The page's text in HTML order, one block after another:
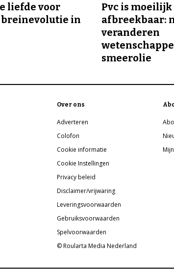
liefde voor
breinevolutie in
Pvc is moeilijk
afbreekbaar:
veranderen
smeerolie
Over ons
Adverteren
Colofon
Cookie informatie
Cookie Instellingen
Privacy beleid
Disclaimer/vrijwaring
Leveringsvoorwaarden
Gebruiksvoorwaarden
Spelvoorwaarden
© Roularta Media Nederland